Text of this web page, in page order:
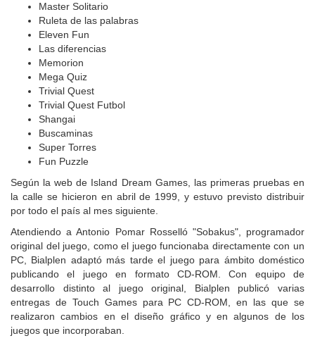
Master Solitario
Ruleta de las palabras
Eleven Fun
Las diferencias
Memorion
Mega Quiz
Trivial Quest
Trivial Quest Futbol
Shangai
Buscaminas
Super Torres
Fun Puzzle
Según la web de Island Dream Games, las primeras pruebas en
la calle se hicieron en abril de 1999, y estuvo previsto distribuir
por todo el país al mes siguiente.
Atendiendo a Antonio Pomar Rosselló "Sobakus", programador
original del juego, como el juego funcionaba directamente con un
PC, Bialplen adaptó más tarde el juego para ámbito doméstico
publicando el juego en formato CD-ROM. Con equipo de
desarrollo distinto al juego original, Bialplen publicó varias
entregas de Touch Games para PC CD-ROM, en las que se
realizaron cambios en el diseño gráfico y en algunos de los
juegos que incorporaban.